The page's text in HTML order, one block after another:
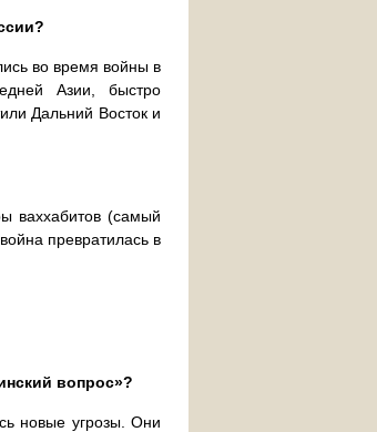
во время войны в
Азии, быстро
Дальний Восток и
ваххабитов (самый
превратилась в
вопрос»?
новые угрозы. Они